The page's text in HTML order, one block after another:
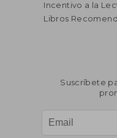
Incentivo a la
Libros
Suscríbete